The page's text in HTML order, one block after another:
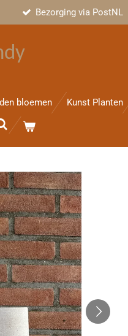
Bezorging via PostNL
bloemen Kunst Planten